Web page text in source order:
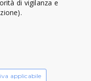
di vigilanza e
applicabile